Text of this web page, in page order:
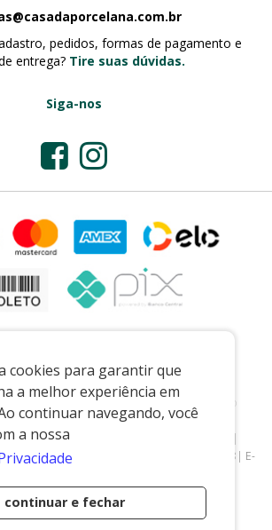
cookies para garantir que
a melhor experiência em
continuar navegando, você
a nossa
continuar e fechar
pedidos, formas de pagamento e
entrega? Tire suas dúvidas.
Siga-nos
exclusivos para o casadaporcelana.com.br e para o
sofrer alterações sem prévia notiﬁcação.
COMERCIO LTDA
|
|Pedreira/SP
| Telefone: 19 99299-5668| E-
Desenvolvido por